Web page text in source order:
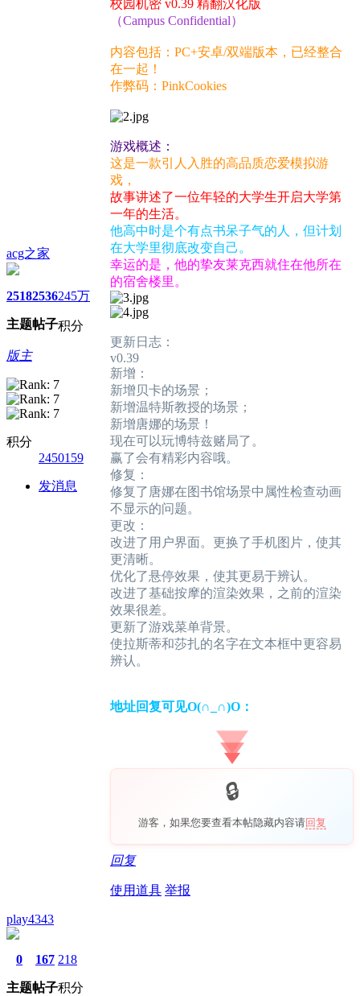
acg之家
2518
主题
2536
帖子
245万
积分
版主
积分
2450159
发消息
校园机密 v0.39 精翻汉化版
（Campus Confidential）
内容包括：PC+安卓/双端版本，已经整合
在一起！
作弊码：PinkCookies
游戏概述：
这是一款引人入胜的高品质恋爱模拟游
戏，
故事讲述了一位年轻的大学生开启大学第
一年的生活。
他高中时是个有点书呆子气的人，但计划
在大学里彻底改变自己。
幸运的是，他的挚友莱克西就住在他所在
的宿舍楼里。
更新日志：
v0.39
新增：
新增贝卡的场景；
新增温特斯教授的场景；
新增唐娜的场景！
现在可以玩博特兹赌局了。
赢了会有精彩内容哦。
修复：
修复了唐娜在图书馆场景中属性检查动画
不显示的问题。
更改：
改进了用户界面。更换了手机图片，使其
更清晰。
优化了悬停效果，使其更易于辨认。
改进了基础按摩的渲染效果，之前的渲染
效果很差。
更新了游戏菜单背景。
使拉斯蒂和莎扎的名字在文本框中更容易
辨认。
地址回复可见O(∩_∩)O：
游客，如果您要查看本帖隐藏内容请回复
回复
使用道具 举报
play4343
0
主题
167
帖子
218
积分